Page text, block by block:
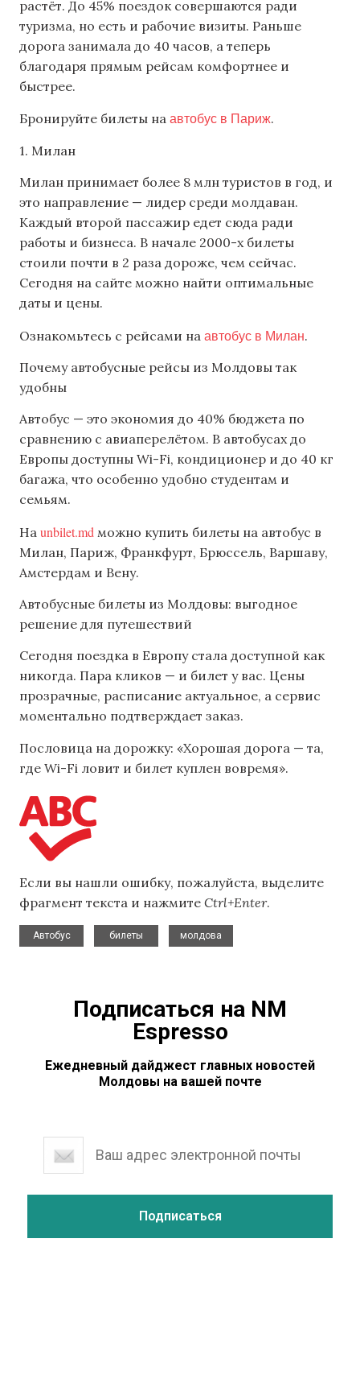
растёт. До 45% поездок совершаются ради
туризма, но есть и рабочие визиты. Раньше
дорога занимала до 40 часов, а теперь
благодаря прямым рейсам комфортнее и
быстрее.
Бронируйте билеты на автобус в Париж.
1. Милан
Милан принимает более 8 млн туристов в год, и
это направление — лидер среди молдаван.
Каждый второй пассажир едет сюда ради
работы и бизнеса. В начале 2000-х билеты
стоили почти в 2 раза дороже, чем сейчас.
Сегодня на сайте можно найти оптимальные
даты и цены.
Ознакомьтесь с рейсами на автобус в Милан.
Почему автобусные рейсы из Молдовы так
удобны
Автобус — это экономия до 40% бюджета по
сравнению с авиаперелётом. В автобусах до
Европы доступны Wi-Fi, кондиционер и до 40 кг
багажа, что особенно удобно студентам и
семьям.
На unbilet.md можно купить билеты на автобус в
Милан, Париж, Франкфурт, Брюссель, Варшаву,
Амстердам и Вену.
Автобусные билеты из Молдовы: выгодное
решение для путешествий
Сегодня поездка в Европу стала доступной как
никогда. Пара кликов — и билет у вас. Цены
прозрачные, расписание актуальное, а сервис
моментально подтверждает заказ.
Пословица на дорожку: «Хорошая дорога — та,
где Wi-Fi ловит и билет куплен вовремя».
Если вы нашли ошибку, пожалуйста, выделите
фрагмент текста и нажмите Ctrl+Enter.
Автобус
билеты
молдова
Подписаться на NM
Espresso
Ежедневный дайджест главных новостей
Молдовы на вашей почте